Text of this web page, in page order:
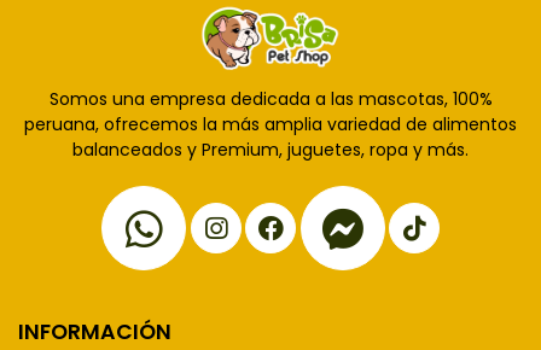
Somos una empresa dedicada a las mascotas, 100%
peruana, ofrecemos la más amplia variedad de alimentos
balanceados y Premium, juguetes, ropa y más.
INFORMACIÓN